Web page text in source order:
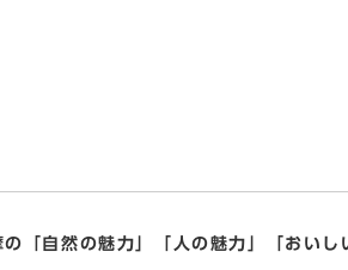
の「自然の魅力」「人の魅力」「お